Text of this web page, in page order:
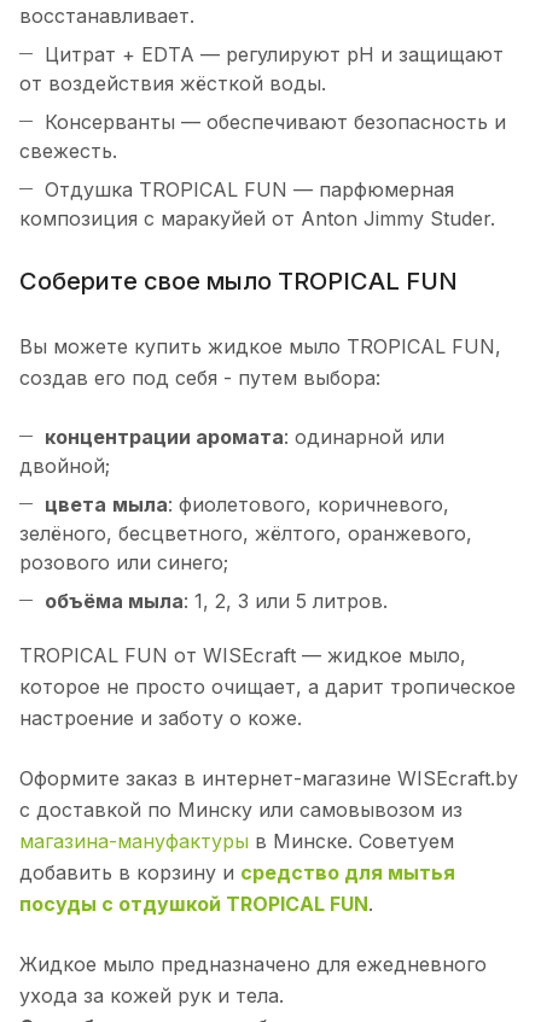
восстанавливает.
Цитрат + EDTA — регулируют pH и защищают
от воздействия жёсткой воды.
Консерванты — обеспечивают безопасность и
свежесть.
Отдушка TROPICAL FUN — парфюмерная
композиция с маракуйей от Anton Jimmy Studer.
Соберите свое мыло TROPICAL FUN
Вы можете купить жидкое мыло TROPICAL FUN,
создав его под себя - путем выбора:
концентрации аромата: одинарной или
двойной;
цвета мыла: фиолетового, коричневого,
зелёного, бесцветного, жёлтого, оранжевого,
розового или синего;
объёма мыла: 1, 2, 3 или 5 литров.
TROPICAL FUN от WISEcraft — жидкое мыло,
которое не просто очищает, а дарит тропическое
настроение и заботу о коже.
Оформите заказ в интернет-магазине WISEcraft.by
с доставкой по Минску или самовывозом из
магазина-мануфактуры в Минске. Советуем
добавить в корзину и средство для мытья
посуды с отдушкой TROPICAL FUN.
Жидкое мыло предназначено для ежедневного
ухода за кожей рук и тела.